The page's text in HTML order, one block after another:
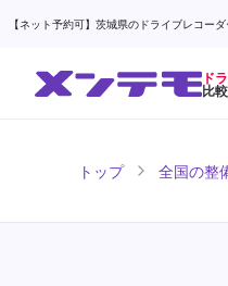
【ネット予約可】茨城県のドライブレコー
ド
比
トップ 全国の整